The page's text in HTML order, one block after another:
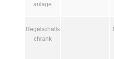
anlage
Regelschalts
chrank